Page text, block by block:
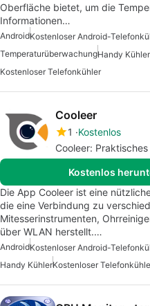
Oberfläche bietet, um die
Informationen…
AndroidKostenloser Android-
TemperaturüberwachungHandy
Kostenloser Telefonkühler
Cooleer
1
Kostenlos
Cooleer:
Kostenlos
Die App Cooleer ist eine
die eine Verbindung zu
Mitesserinstrumenten,
über WLAN herstellt.…
AndroidKostenloser Android-
Handy KühlerKostenloser